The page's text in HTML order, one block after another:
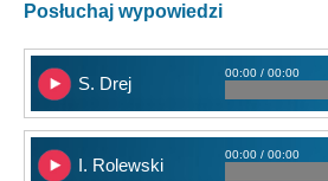
Posłuchaj wypowiedzi
S. Drej
00:00 / 00:00
I. Rolewski
00:00 / 00:00